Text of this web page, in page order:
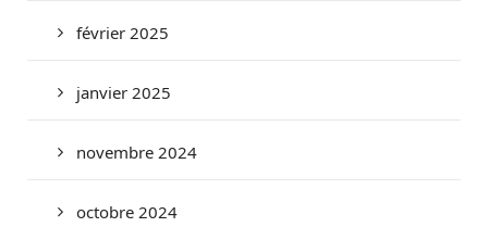
février 2025
janvier 2025
novembre 2024
octobre 2024